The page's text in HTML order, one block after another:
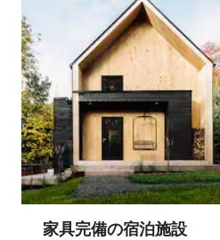
家具完備の宿⁠泊⁠施⁠設